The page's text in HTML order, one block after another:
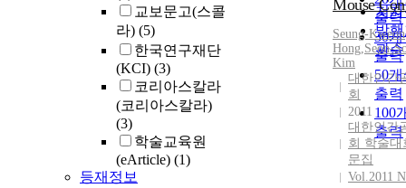
교보문고(스콜
라) (5)
한국연구재단
(KCI) (3)
코리아스칼라
(코리아스칼라)
(3)
학술교육원
(eArticle) (1)
등재정보
저
발
관순
출력
30
출력
50
출력
100
출력
Mouse
Seung-Kweon
Hong,Seon-
Kim
대한인간
회
2011
대한인간
회 학술대
문집
Vol.2011